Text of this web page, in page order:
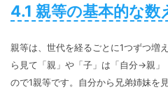
4.1 親等の基本的な数
親等は、世代を経るごとに1つずつ増
ら見て「親」や「子」は「自分→親
ので1親等です。自分から兄弟姉妹